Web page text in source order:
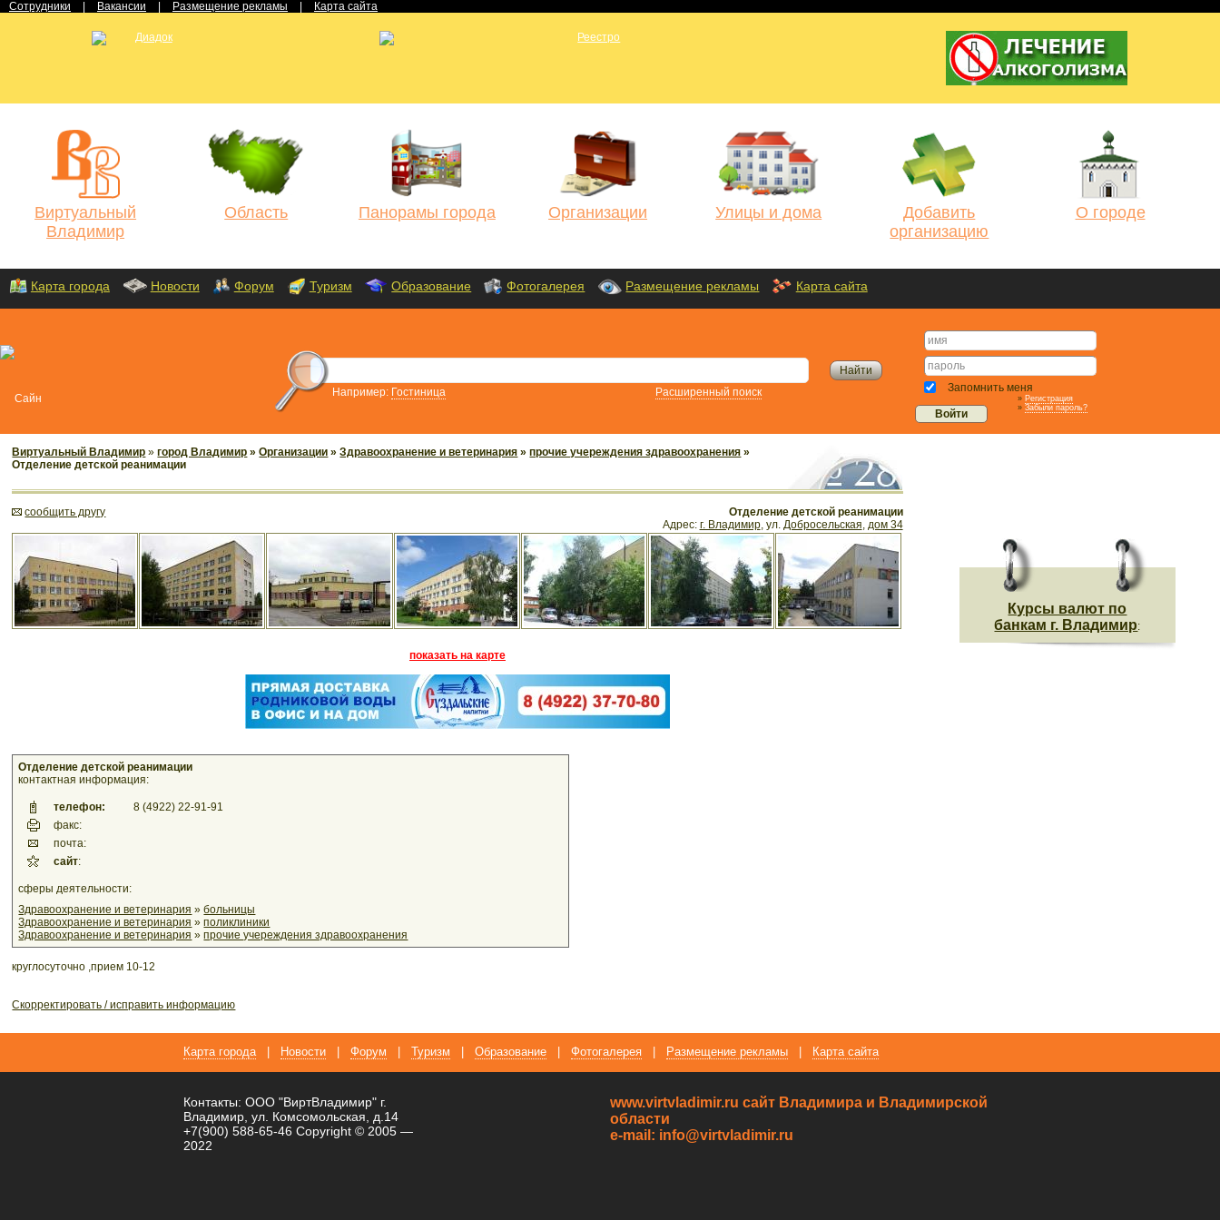
Сотрудники Вакансии Размещение рекламы Карта сайта
Виртуальный
Владимир
Область Панорамы города Организации Улицы и дома
Добавить
организацию
О городе
Карта города Новости Форум Туризм Образование Фотогалерея Размещение рекламы Карта сайта
Например: Гостиница Расширенный поиск Запомнить меня
» Регистрация
» Забыли пароль?
Виртуальный Владимир »город Владимир »Организации »Здравоохранение и ветеринария »прочие учереждения здравоохранения »
Отделение детской реанимации
cообщить другу
Отделение детской реанимации
Адрес: г. Владимир, ул. Добросельская, дом 34
показать на карте
Отделение детской реанимации
контактная информация:
телефон:
8 (4922) 22-91-91
факс:
почта:
сайт:
сферы деятельности:
Здравоохранение и ветеринария »больницы
Здравоохранение и ветеринария »поликлиники
Здравоохранение и ветеринария »прочие учереждения здравоохранения
круглосуточно ,прием 10-12
Скорректировать / исправить информацию
Курсы валют по
банкам г. Владимир:
Карта города Новости Форум Туризм Образование Фотогалерея Размещение рекламы Карта сайта
Контакты: ООО "ВиртВладимир" г.
Владимир, ул. Комсомольская, д.14
+7(900) 588-65-46 Copyright © 2005 —
2022
www.virtvladimir.ru cайт Владимира и Владимирской
области
e-mail: info@virtvladimir.ru